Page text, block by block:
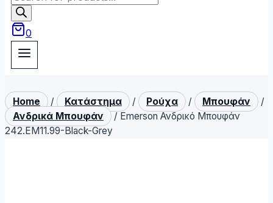
search
0
Home / Κατάστημα / Ρούχα / Μπουφάν
/
Ανδρικά Μπουφάν
/ Emerson Ανδρικό Μπουφάν
242.EM11.99-Black-Grey